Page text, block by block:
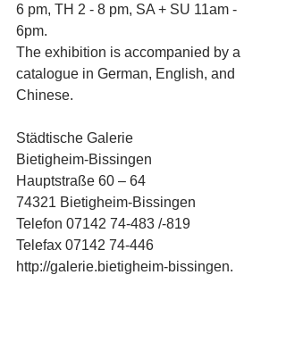
6 pm, TH 2 - 8 pm, SA + SU 11am -
6pm.
The exhibition is accompanied by a
catalogue in German, English, and
Chinese.
Städtische Galerie
Bietigheim-Bissingen
Hauptstraße 60 – 64
74321 Bietigheim-Bissingen
Telefon 07142 74-483 /-819
Telefax 07142 74-446
http://galerie.bietigheim-bissingen.